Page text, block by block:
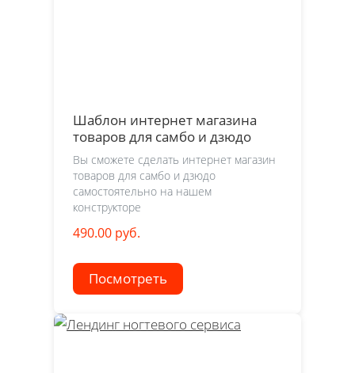
Шаблон интернет магазина
товаров для самбо и дзюдо
Вы сможете сделать интернет магазин
товаров для самбо и дзюдо
самостоятельно на нашем
конструкторе
490.00 руб.
Посмотреть